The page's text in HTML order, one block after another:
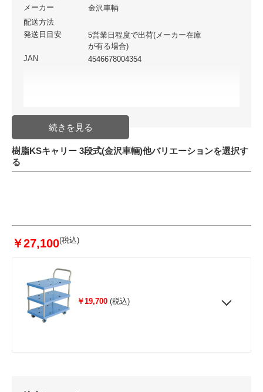
メーカー
金沢車輌
配送方法
発送日目安
5営業日程度で出荷(メーカー在庫
が有る場合)
JAN
4546678004354
樹脂KSキャリー 3段式(金沢車輛)他バリエーションを選択す
る
￥27,100(税込)
￥19,700 (税込)